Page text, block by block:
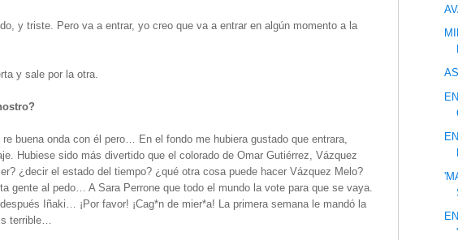
y triste. Pero va a entrar, yo creo que va a entrar en algún momento a la
y sale por la otra.
buena onda con él pero… En el fondo me hubiera gustado que entrara,
Hubiese sido más divertido que el colorado de Omar Gutiérrez, Vázquez
¿decir el estado del tiempo? ¿qué otra cosa puede hacer Vázquez Melo?
gente al pedo… A Sara Perrone que todo el mundo la vote para que se vaya.
Iñaki… ¡Por favor! ¡Cag*n de mier*a! La primera semana le mandó la
terrible…